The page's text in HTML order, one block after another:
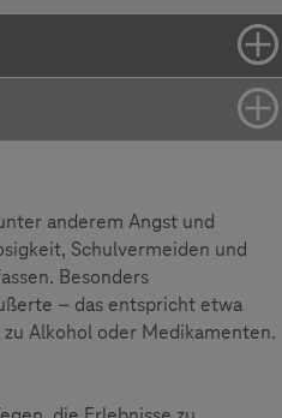
anderem Angst und
Schulvermeiden und
Besonders
– das entspricht etwa
Alkohol oder Medikamenten.